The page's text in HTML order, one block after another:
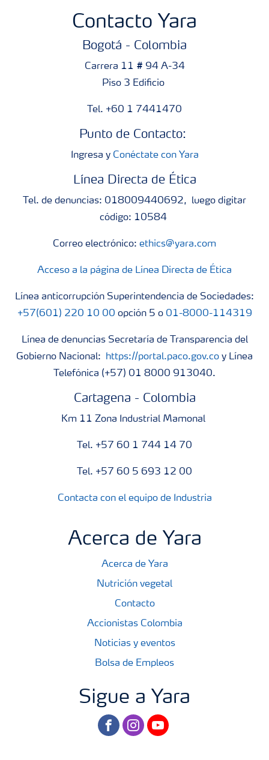
Contacto Yara
Bogotá - Colombia
Carrera 11 # 94 A-34
Piso 3 Edificio
Tel. +60 1 7441470
Punto de Contacto:
Ingresa y Conéctate con Yara
Línea Directa de Ética
Tel. de denuncias: 018009440692, luego digitar
código: 10584
Correo electrónico: ethics@yara.com
Acceso a la página de Línea Directa de Ética
Línea anticorrupción Superintendencia de Sociedades:
+57(601) 220 10 00 opción 5 o 01-8000-114319
Línea de denuncias Secretaría de Transparencia del
Gobierno Nacional:
https://portal.paco.gov.co y Línea
Telefónica (+57) 01 8000 913040.
Cartagena - Colombia
Km 11 Zona Industrial Mamonal
Tel. +57 60 1 744 14 70
Tel. +57 60 5 693 12 00
Contacta con el equipo de Industria
Acerca de Yara
Acerca de Yara
Nutrición vegetal
Contacto
Accionistas Colombia
Noticias y eventos
Bolsa de Empleos
Sigue a Yara
facebookinstagram
youtube